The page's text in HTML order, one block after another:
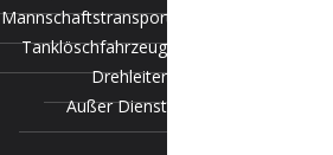
Mannschaftstransportfahrzeug
Tanklöschfahrzeug
Drehleiter
Außer Dienst